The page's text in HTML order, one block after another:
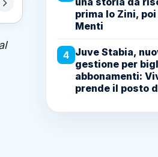
prima lo Zini, poi
Menti
4 Juve Stabia,
gestione per
abbonamenti:
prende il posto